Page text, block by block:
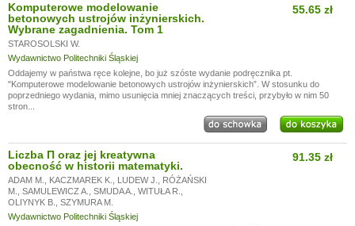
Komputerowe modelowanie
betonowych ustrojów inżynierskich.
Wybrane zagadnienia. Tom 1
STAROSOLSKI W.
Wydawnictwo Politechniki Śląskiej
55.65 zł
Oddajemy w państwa ręce kolejne, bo już szóste wydanie podręcznika pt.
"Komputerowe modelowanie betonowych ustrojów inżynierskich”. W stosunku do
poprzedniego wydania, mimo usunięcia mniej znaczących treści, przybyło w nim 50
stron...
Liczba Π oraz jej kreatywna
obecność w historii matematyki.
ADAM M. KACZMAREK K. LUDEW J.
RÓŻAŃSKI
M.
SAMULEWICZ A. SMUDA A. WITUŁA R.
OLIYNYK B.
SZYMURA M.
Wydawnictwo Politechniki Śląskiej
91.35 zł